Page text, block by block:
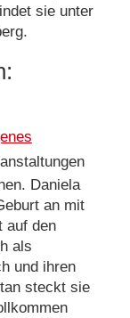
sie unter
Daniela
an mit
auf den
als
und ihren
steckt sie